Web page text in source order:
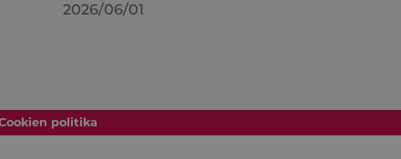
2026/06/01
politika